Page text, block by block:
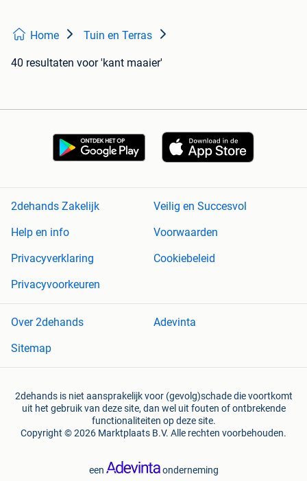
Home Tuin en Terras
40 resultaten voor 'kant maaier'
2dehands Zakelijk
Veilig en Succesvol
Help en info
Voorwaarden
Privacyverklaring
Cookiebeleid
Privacyvoorkeuren
Over 2dehands
Adevinta
Sitemap
2dehands is niet aansprakelijk voor (gevolg)schade die voortkomt
uit het gebruik van deze site, dan wel uit fouten of ontbrekende
functionaliteiten op deze site.
Copyright © 2026 Marktplaats B.V. Alle rechten voorbehouden.
een onderneming